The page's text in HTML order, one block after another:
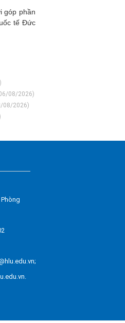
góp phần
tế Đức
08/2026)
08/2026)